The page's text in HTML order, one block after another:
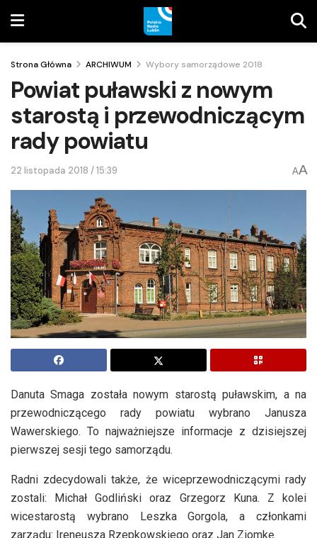
Strona Główna ARCHIWUM Wybory samorządowe 2018
Powiat puławski z nowym
starostą i przewodniczącym
rady powiatu
22 listopada 2018 / 15:39 AA
Danuta Smaga została nowym starostą puławskim, a na
przewodniczącego rady powiatu wybrano Janusza
Wawerskiego. To najważniejsze informacje z dzisiejszej
pierwszej sesji tego samorządu.
Radni zdecydowali także, że wiceprzewodniczącymi rady
zostali: Michał Godliński oraz Grzegorz Kuna. Z kolei
wicestarostą wybrano Leszka Gorgola, a członkami
zarządu: Ireneusza Rzepkowskiego oraz Jan Ziomkę.